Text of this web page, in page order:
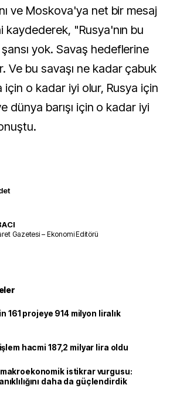
ve Moskova'ya net bir mesaj
"Rusya'nın bu
yok. Savaş hedeflerine
Ve bu savaşı ne kadar çabuk
için o kadar iyi olur, Rusya için
dünya barışı için o kadar iyi
Gazetesi – Ekonomi Editörü
161 projeye 914 milyon liralık
hacmi 187,2 milyar lira oldu
makroekonomik istikrar vurgusu:
daha da güçlendirdik